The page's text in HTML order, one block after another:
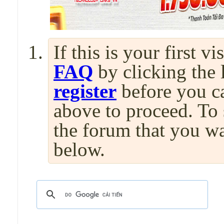
If this is your first
FAQ by clicking the
register before you
above to proceed.
the forum that you
below.